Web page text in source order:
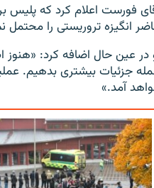
فورست اعلام کرد که پلیس
انگیزه تروریستی را محتمل
در عین حال اضافه کرد:
جزئیات بیشتری بدهیم.
آمد.»